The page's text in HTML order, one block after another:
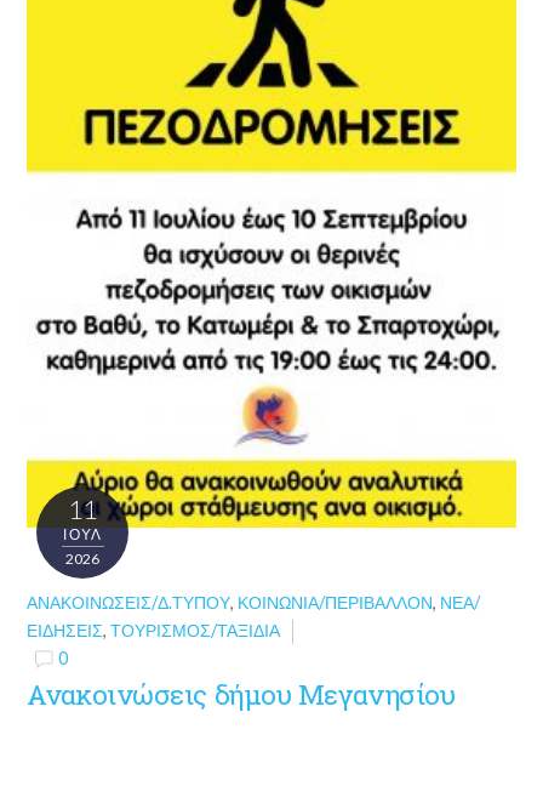
11
ΙΟΎΛ
2026
ΑΝΑΚΟΙΝΏΣΕΙΣ/Δ.ΤΎΠΟΥ, ΚΟΙΝΩΝΊΑ/ΠΕΡΙΒΆΛΛΟΝ, ΝΈΑ/
ΕΙΔΉΣΕΙΣ,ΤΟΥΡΙΣΜΌΣ/ΤΑΞΊΔΙΑ
0
Ανακοινώσεις δήμου Μεγανησίου